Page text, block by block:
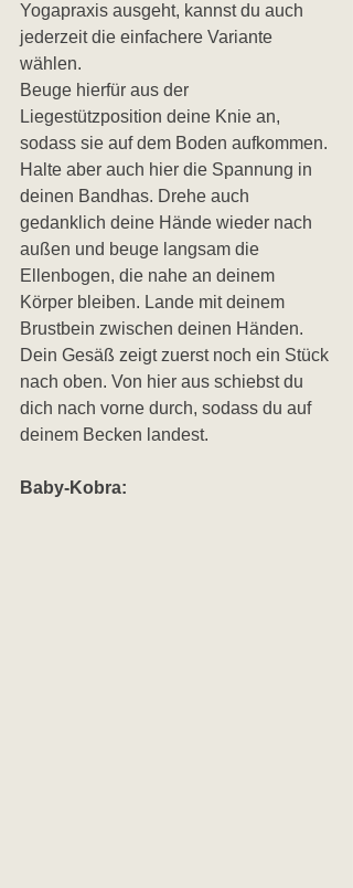
Yogapraxis ausgeht, kannst du auch
jederzeit die einfachere Variante
wählen.
Beuge hierfür aus der
Liegestützposition deine Knie an,
sodass sie auf dem Boden aufkommen.
Halte aber auch hier die Spannung in
deinen Bandhas. Drehe auch
gedanklich deine Hände wieder nach
außen und beuge langsam die
Ellenbogen, die nahe an deinem
Körper bleiben. Lande mit deinem
Brustbein zwischen deinen Händen.
Dein Gesäß zeigt zuerst noch ein Stück
nach oben. Von hier aus schiebst du
dich nach vorne durch, sodass du auf
deinem Becken landest.
Baby-Kobra: